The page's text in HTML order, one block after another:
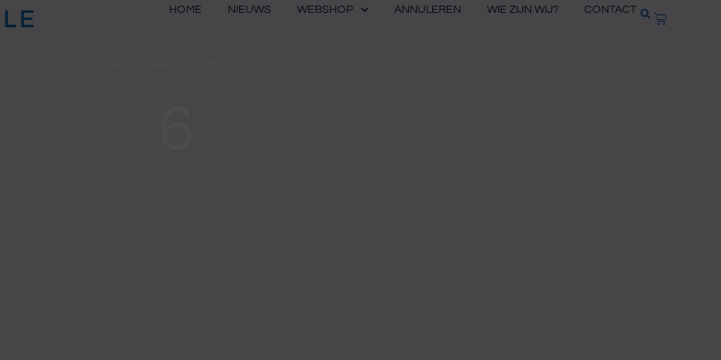
HOME NIEUWS WEBSHOP ANNULEREN WIE ZIJN WIJ? CONTACT